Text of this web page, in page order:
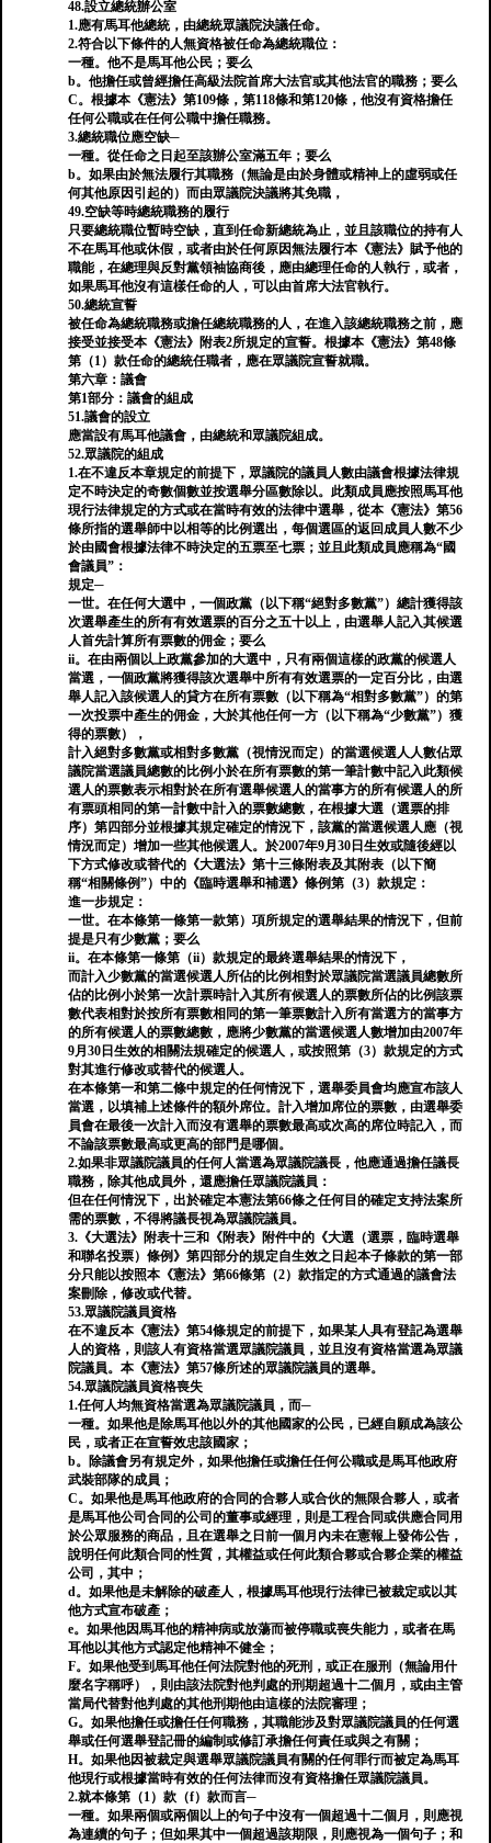
48.設立總統辦公室
1.應有馬耳他總統，由總統眾議院決議任命。
2.符合以下條件的人無資格被任命為總統職位：
一種。他不是馬耳他公民；要么
b。他擔任或曾經擔任高級法院首席大法官或其他法官的職務；要么
C。根據本《憲法》第109條，第118條和第120條，他沒有資格擔任
任何公職或在任何公職中擔任職務。
3.總統職位應空缺─
一種。從任命之日起至該辦公室滿五年；要么
b。如果由於無法履行其職務（無論是由於身體或精神上的虛弱或任
何其他原因引起的）而由眾議院決議將其免職，
49.空缺等時總統職務的履行
只要總統職位暫時空缺，直到任命新總統為止，並且該職位的持有人
不在馬耳他或休假，或者由於任何原因無法履行本《憲法》賦予他的
職能，在總理與反對黨領袖協商後，應由總理任命的人執行，或者，
如果馬耳他沒有這樣任命的人，可以由首席大法官執行。
50.總統宣誓
被任命為總統職務或擔任總統職務的人，在進入該總統職務之前，應
接受並接受本《憲法》附表2所規定的宣誓。根據本《憲法》第48條
第（1）款任命的總統任職者，應在眾議院宣誓就職。
第六章：議會
第1部分：議會的組成
51.議會的設立
應當設有馬耳他議會，由總統和眾議院組成。
52.眾議院的組成
1.在不違反本章規定的前提下，眾議院的議員人數由議會根據法律規
定不時決定的奇數個數並按選舉分區數除以。此類成員應按照馬耳他
現行法律規定的方式或在當時有效的法律中選舉，從本《憲法》第56
條所指的選舉師中以相等的比例選出，每個選區的返回成員人數不少
於由國會根據法律不時決定的五票至七票；並且此類成員應稱為“國
會議員”：
規定─
一世。在任何大選中，一個政黨（以下稱“絕對多數黨”）總計獲得該
次選舉產生的所有有效選票的百分之五十以上，由選舉人記入其候選
人首先計算所有票數的佣金；要么
ii。在由兩個以上政黨參加的大選中，只有兩個這樣的政黨的候選人
當選，一個政黨將獲得該次選舉中所有有效選票的一定百分比，由選
舉人記入該候選人的貸方在所有票數（以下稱為“相對多數黨”）的第
一次投票中產生的佣金，大於其他任何一方（以下稱為“少數黨”）獲
得的票數），
計入絕對多數黨或相對多數黨（視情況而定）的當選候選人人數佔眾
議院當選議員總數的比例小於在所有票數的第一筆計數中記入此類候
選人的票數表示相對於在所有選舉候選人的當事方的所有候選人的所
有票頭相同的第一計數中計入的票數總數，在根據大選（選票的排
序）第四部分並根據其規定確定的情況下，該黨的當選候選人應（視
情況而定）增加一些其他候選人。於2007年9月30日生效或隨後經以
下方式修改或替代的《大選法》第十三條附表及其附表（以下簡
稱“相關條例”）中的《臨時選舉和補選》條例第（3）款規定：
進一步規定：
一世。在本條第一條第一款第）項所規定的選舉結果的情況下，但前
提是只有少數黨；要么
ii。在本條第一條第（ii）款規定的最終選舉結果的情況下，
而計入少數黨的當選候選人所佔的比例相對於眾議院當選議員總數所
佔的比例小於第一次計票時計入其所有候選人的票數所佔的比例該票
數代表相對於按所有票數相同的第一筆票數計入所有當選方的當事方
的所有候選人的票數總數，應將少數黨的當選候選人數增加由2007年
9月30日生效的相關法規確定的候選人，或按照第（3）款規定的方式
對其進行修改或替代的候選人。
在本條第一和第二條中規定的任何情況下，選舉委員會均應宣布該人
當選，以填補上述條件的額外席位。計入增加席位的票數，由選舉委
員會在最後一次計入而沒有選舉的票數最高或次高的席位時記入，而
不論該票數最高或更高的部門是哪個。
2.如果非眾議院議員的任何人當選為眾議院議長，他應通過擔任議長
職務，除其他成員外，還應擔任眾議院議員：
但在任何情況下，出於確定本憲法第66條之任何目的確定支持法案所
需的票數，不得將議長視為眾議院議員。
3.《大選法》附表十三和《附表》附件中的《大選（選票，臨時選舉
和聯名投票）條例》第四部分的規定自生效之日起本子條款的第一部
分只能以按照本《憲法》第66條第（2）款指定的方式通過的議會法
案刪除，修改或代替。
53.眾議院議員資格
在不違反本《憲法》第54條規定的前提下，如果某人具有登記為選舉
人的資格，則該人有資格當選眾議院議員，並且沒有資格當選為眾議
院議員。本《憲法》第57條所述的眾議院議員的選舉。
54.眾議院議員資格喪失
1.任何人均無資格當選為眾議院議員，而─
一種。如果他是除馬耳他以外的其他國家的公民，已經自願成為該公
民，或者正在宣誓效忠該國家；
b。除議會另有規定外，如果他擔任或擔任任何公職或是馬耳他政府
武裝部隊的成員；
C。如果他是馬耳他政府的合同的合夥人或合伙的無限合夥人，或者
是馬耳他公司合同的公司的董事或經理，則是工程合同或供應合同用
於公眾服務的商品，且在選舉之日前一個月內未在憲報上發佈公告，
說明任何此類合同的性質，其權益或任何此類合夥或合夥企業的權益
公司，其中；
d。如果他是未解除的破產人，根據馬耳他現行法律已被裁定或以其
他方式宣布破產；
e。如果他因馬耳他的精神病或放蕩而被停職或喪失能力，或者在馬
耳他以其他方式認定他精神不健全；
F。如果他受到馬耳他任何法院對他的死刑，或正在服刑（無論用什
麼名字稱呼），則由該法院對他判處的刑期超過十二個月，或由主管
當局代替對他判處的其他刑期他由這樣的法院審理；
G。如果他擔任或擔任任何職務，其職能涉及對眾議院議員的任何選
舉或任何選舉登記冊的編制或修訂承擔任何責任或與之有關；
H。如果他因被裁定與選舉眾議院議員有關的任何罪行而被定為馬耳
他現行或根據當時有效的任何法律而沒有資格擔任眾議院議員。
2.就本條第（1）款（f）款而言─
一種。如果兩個或兩個以上的句子中沒有一個超過十二個月，則應視
為連續的句子；但如果其中一個超過該期限，則應視為一個句子；和